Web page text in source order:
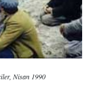
Nisan 1990